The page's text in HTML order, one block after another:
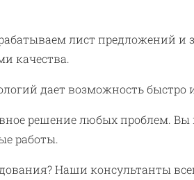
лист предложений и
качества.
дает возможность
решение любых проблем.
работы.
Наши консультанты